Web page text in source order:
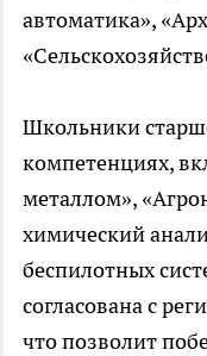
автоматика»,
Школьники
компетенциях,
металлом»,
химический
беспилотных
согласована с
что позволит